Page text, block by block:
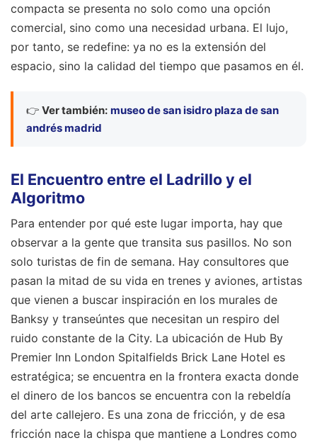
compacta se presenta no solo como una opción
comercial, sino como una necesidad urbana. El lujo,
por tanto, se redefine: ya no es la extensión del
espacio, sino la calidad del tiempo que pasamos en él.
👉 Ver también: museo de san isidro plaza de san
andrés madrid
El Encuentro entre el Ladrillo y el
Algoritmo
Para entender por qué este lugar importa, hay que
observar a la gente que transita sus pasillos. No son
solo turistas de fin de semana. Hay consultores que
pasan la mitad de su vida en trenes y aviones, artistas
que vienen a buscar inspiración en los murales de
Banksy y transeúntes que necesitan un respiro del
ruido constante de la City. La ubicación de Hub By
Premier Inn London Spitalfields Brick Lane Hotel es
estratégica; se encuentra en la frontera exacta donde
el dinero de los bancos se encuentra con la rebeldía
del arte callejero. Es una zona de fricción, y de esa
fricción nace la chispa que mantiene a Londres como